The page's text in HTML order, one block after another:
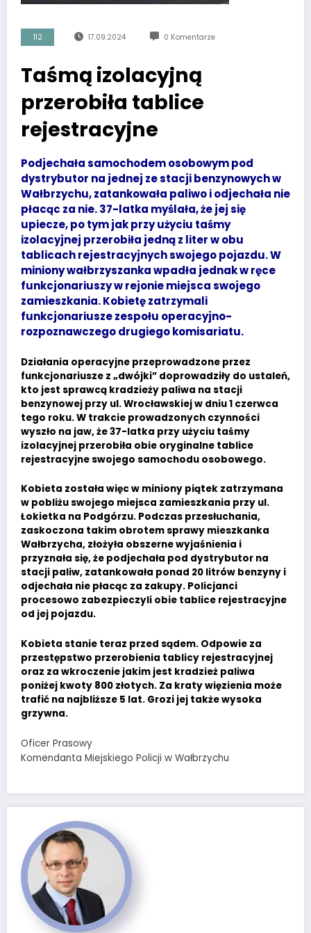
112 17.09.2024 0 Komentarze
Taśmą izolacyjną
przerobiła tablice
rejestracyjne
Podjechała samochodem osobowym pod
dystrybutor na jednej ze stacji benzynowych w
Wałbrzychu, zatankowała paliwo i odjechała nie
płacąc za nie. 37-latka myślała, że jej się
upiecze, po tym jak przy użyciu taśmy
izolacyjnej przerobiła jedną z liter w obu
tablicach rejestracyjnych swojego pojazdu. W
miniony wałbrzyszanka wpadła jednak w ręce
funkcjonariuszy w rejonie miejsca swojego
zamieszkania. Kobietę zatrzymali
funkcjonariusze zespołu operacyjno-
rozpoznawczego drugiego komisariatu.
Działania operacyjne przeprowadzone przez
funkcjonariusze z „dwójki” doprowadziły do ustaleń,
kto jest sprawcą kradzieży paliwa na stacji
benzynowej przy ul. Wrocławskiej w dniu 1 czerwca
tego roku. W trakcie prowadzonych czynności
wyszło na jaw, że 37-latka przy użyciu taśmy
izolacyjnej przerobiła obie oryginalne tablice
rejestracyjne swojego samochodu osobowego.
Kobieta została więc w miniony piątek zatrzymana
w pobliżu swojego miejsca zamieszkania przy ul.
Łokietka na Podgórzu. Podczas przesłuchania,
zaskoczona takim obrotem sprawy mieszkanka
Wałbrzycha, złożyła obszerne wyjaśnienia i
przyznała się, że podjechała pod dystrybutor na
stacji paliw, zatankowała ponad 20 litrów benzyny i
odjechała nie płacąc za zakupy. Policjanci
procesowo zabezpieczyli obie tablice rejestracyjne
od jej pojazdu.
Kobieta stanie teraz przed sądem. Odpowie za
przestępstwo przerobienia tablicy rejestracyjnej
oraz za wkroczenie jakim jest kradzież paliwa
poniżej kwoty 800 złotych. Za kraty więzienia może
trafić na najbliższe 5 lat. Grozi jej także wysoka
grzywna.
Oficer Prasowy
Komendanta Miejskiego Policji w Wałbrzychu